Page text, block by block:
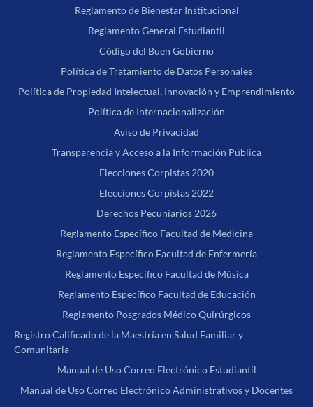
Reglamento de Bienestar Institucional
Reglamento General Estudiantil
Código del Buen Gobierno
Política de Tratamiento de Datos Personales
Política de Propiedad Intelectual, Innovación y Emprendimiento
Política de Internacionalización
Aviso de Privacidad
Transparencia y Acceso a la Información Pública
Elecciones Corpistas 2020
Elecciones Corpistas 2022
Derechos Pecuniarios 2026
Reglamento Específico Facultad de Medicina
Reglamento Específico Facultad de Enfermería
Reglamento Específico Facultad de Música
Reglamento Específico Facultad de Educación
Reglamento Posgrados Médico Quirúrgicos
Registro Calificado de la Maestría en Salud Familiar y
Comunitaria
Manual de Uso Correo Electrónico Estudiantil
Manual de Uso Correo Electrónico Administrativos y Docentes